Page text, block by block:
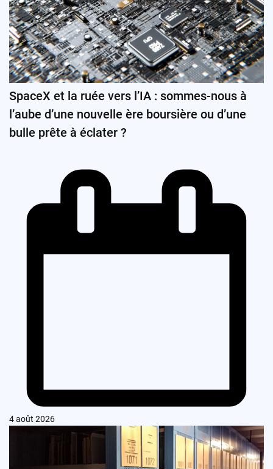
SpaceX et la ruée vers l’IA : sommes-nous à
l’aube d’une nouvelle ère boursière ou d’une
bulle prête à éclater ?
4 août 2026